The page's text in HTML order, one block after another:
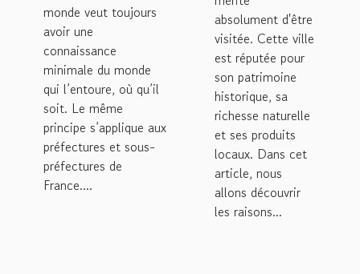
monde veut toujours
avoir une
connaissance
minimale du monde
qui l’entoure, où qu’il
soit. Le même
principe s’applique aux
préfectures et sous-
préfectures de
France....
absolument d'être
visitée. Cette ville
est réputée pour
son patrimoine
historique, sa
richesse naturelle
et ses produits
locaux. Dans cet
article, nous
allons découvrir
les raisons...